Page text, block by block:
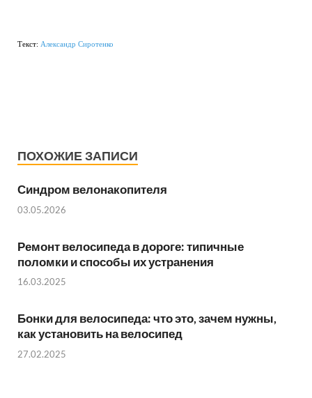
Текст: Александр Сиротенко
ПОХОЖИЕ ЗАПИСИ
Синдром велонакопителя
03.05.2026
Ремонт велосипеда в дороге: типичные
поломки и способы их устранения
16.03.2025
Бонки для велосипеда: что это, зачем нужны,
как установить на велосипед
27.02.2025